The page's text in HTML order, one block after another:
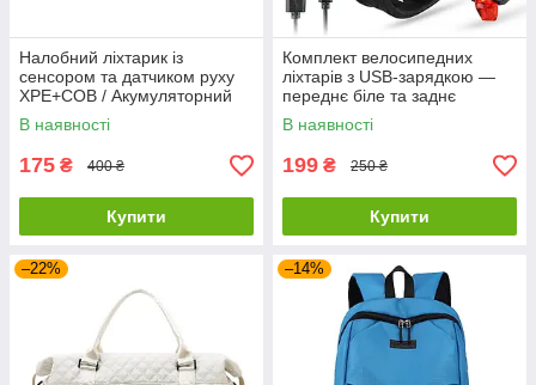
Налобний ліхтарик із
сенсором та датчиком руху
XPE+COB / Акумуляторний
ліхтар USB
В наявності
175 ₴ 400 ₴
Купити
Комплект велосипедних
ліхтарів з USB-зарядкою —
переднє біле та заднє
червоне світло 5 LED з
кріпленнями
В наявності
199 ₴ 250 ₴
Купити
–22% –14%